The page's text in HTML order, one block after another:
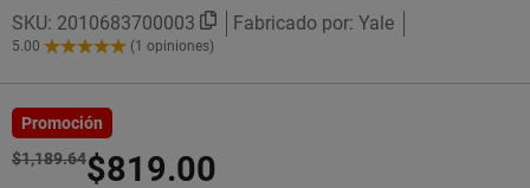
SKU: 2010683700003 Fabricado por: Yale
5.00
5.00
Estrellas!
(1 opiniones)
Promoción
$1,189.64$819.00